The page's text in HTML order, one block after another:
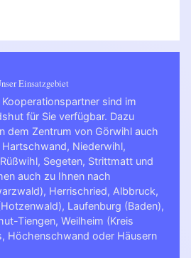
Einsatzgebiet
sind im
für Sie verfügbar. Dazu
dem Zentrum von Görwihl auch
Niederwihl,
Segeten, Strittmatt und
auch zu Ihnen nach
, Herrischried, Albbruck,
, Laufenburg (Baden),
Tiengen, Weilheim (Kreis
, Höchenschwand oder Häusern